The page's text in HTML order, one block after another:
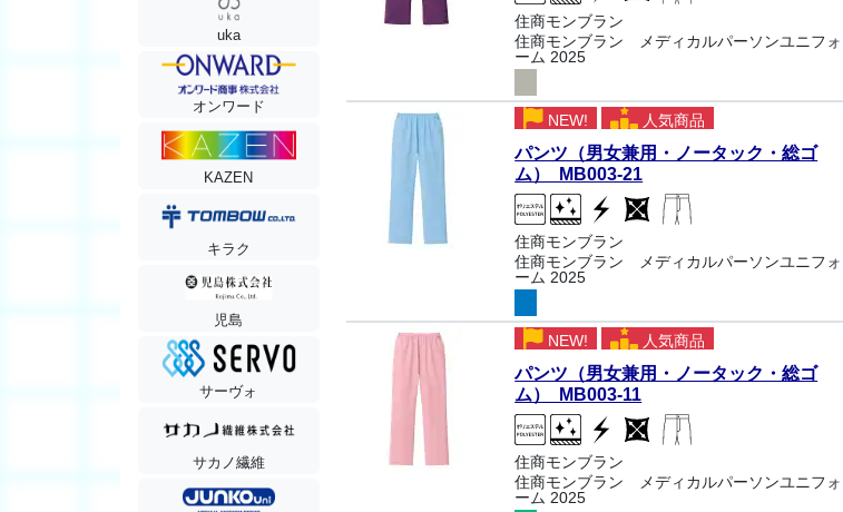
uka
オンワード
KAZEN
キラク
児島
サーヴォ
サカノ繊維
住商モンブラン
住商モンブラン メディカルパーソンユニフォ
ーム 2025
NEW! 人気商品
パンツ（男女兼用・ノータック・総ゴ
ム） MB003-21
住商モンブラン
住商モンブラン メディカルパーソンユニフォ
ーム 2025
NEW! 人気商品
パンツ（男女兼用・ノータック・総ゴ
ム） MB003-11
住商モンブラン
住商モンブラン メディカルパーソンユニフォ
ーム 2025